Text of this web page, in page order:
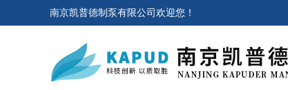
南京凯普德制泵有限公司欢迎您！